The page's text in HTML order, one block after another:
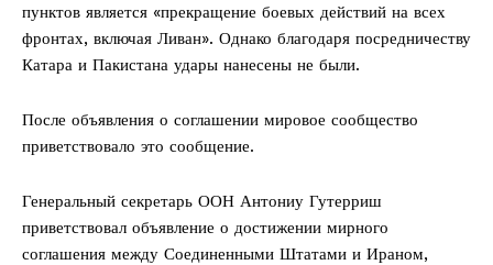
пунктов является «прекращение боевых действий на всех
фронтах, включая Ливан». Однако благодаря посредничеству
Катара и Пакистана удары нанесены не были.
После объявления о соглашении мировое сообщество
приветствовало это сообщение.
Генеральный секретарь ООН Антониу Гутерриш
приветствовал объявление о достижении мирного
соглашения между Соединенными Штатами и Ираном,